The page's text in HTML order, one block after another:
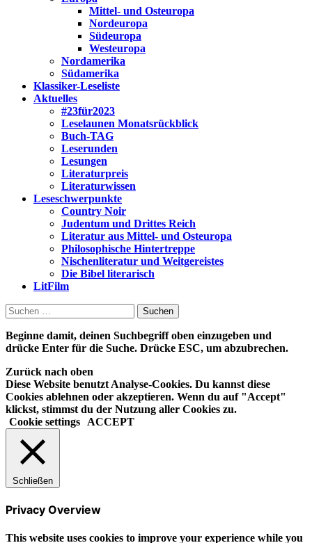
Mittel- und Osteuropa
Nordeuropa
Südeuropa
Westeuropa
Nordamerika
Südamerika
Klassiker-Leseliste
Aktuelles
#23für2023
Leselaunen Monatsrückblick
Buch-TAG
Leserunden
Lesungen
Literaturpreis
Literaturwissen
Leseschwerpunkte
Country Noir
Judentum und Drittes Reich
Literatur aus Mittel- und Osteuropa
Philosophische Hintertreppe
Nischenliteratur und Weitgereistes
Die Bibel literarisch
LitFilm
Suchen
nach:
Beginne damit, deinen Suchbegriff oben einzugeben und
drücke Enter für die Suche. Drücke ESC, um abzubrechen.
Zurück nach oben
Diese Website benutzt Analyse-Cookies. Du kannst diese
Cookies ablehnen oder akzeptieren. Wenn du auf "Accept"
klickst, stimmst du der Nutzung aller Cookies zu.
Cookie settings
ACCEPT
Schließen
Privacy Overview
This website uses cookies to improve your experience while you